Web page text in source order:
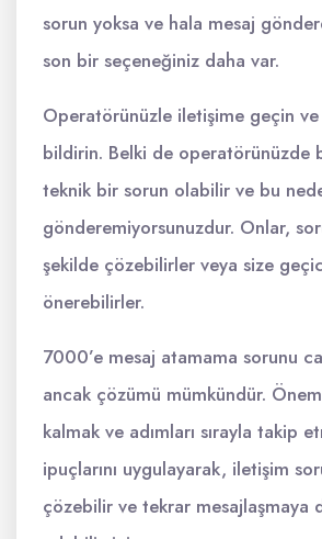
sorun yoksa ve hala mesaj
son bir seçeneğiniz daha var.
Operatörünüzle iletişime geçin
bildirin. Belki de operatörünüzde
teknik bir sorun olabilir ve bu
gönderemiyorsunuzdur. Onlar,
şekilde çözebilirler veya size
önerebilirler.
7000’e mesaj atamama sorunu
ancak çözümü mümkündür.
kalmak ve adımları sırayla takip
ipuçlarını uygulayarak, iletişim
çözebilir ve tekrar mesajlaşmaya